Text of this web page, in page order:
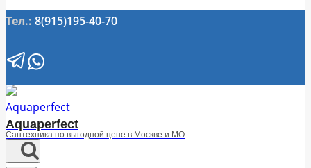
Тел.: 8(915)195-40-70
Aquaperfect
Сантехника по выгодной цене в Москве и МО